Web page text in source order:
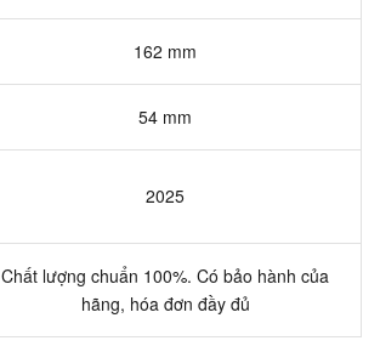
162 mm
54 mm
2025
Chất lượng chuẩn 100%. Có bảo hành của
hãng, hóa đơn đầy đủ